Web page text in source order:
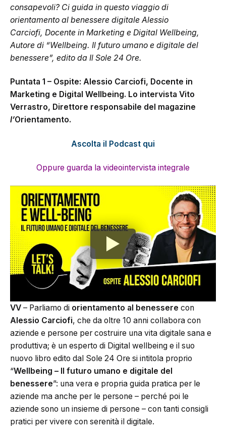
consapevoli? Ci guida in questo viaggio di
orientamento al benessere digitale Alessio
Carciofi, Docente in Marketing e Digital Wellbeing,
Autore di “Wellbeing. Il futuro umano e digitale del
benessere”, edito da Il Sole 24 Ore.
Puntata 1 – Ospite: Alessio Carciofi, Docente in
Marketing e Digital Wellbeing. Lo intervista Vito
Verrastro, Direttore responsabile del magazine
l’Orientamento.
Ascolta il Podcast qui
Oppure guarda la videointervista integrale
VV – Parliamo di orientamento al benessere con
Alessio Carciofi, che da oltre 10 anni collabora con
aziende e persone per costruire una vita digitale sana e
produttiva; è un esperto di Digital wellbeing e il suo
nuovo libro edito dal Sole 24 Ore si intitola proprio
“Wellbeing – Il futuro umano e digitale del
benessere”: una vera e propria guida pratica per le
aziende ma anche per le persone – perché poi le
aziende sono un insieme di persone – con tanti consigli
pratici per vivere con serenità il digitale.